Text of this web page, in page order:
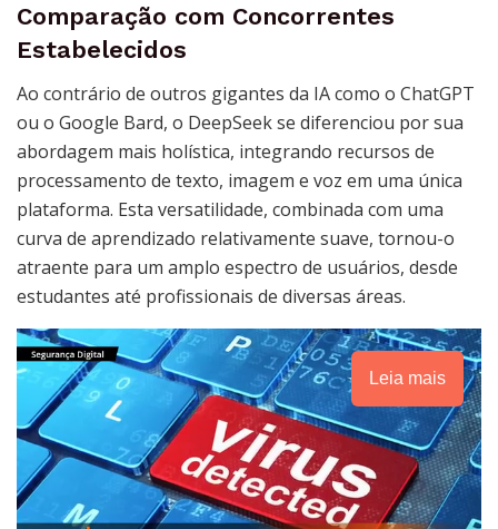
Comparação com Concorrentes
Estabelecidos
Ao contrário de outros gigantes da IA como o ChatGPT
ou o Google Bard, o DeepSeek se diferenciou por sua
abordagem mais holística, integrando recursos de
processamento de texto, imagem e voz em uma única
plataforma. Esta versatilidade, combinada com uma
curva de aprendizado relativamente suave, tornou-o
atraente para um amplo espectro de usuários, desde
estudantes até profissionais de diversas áreas.
Leia mais